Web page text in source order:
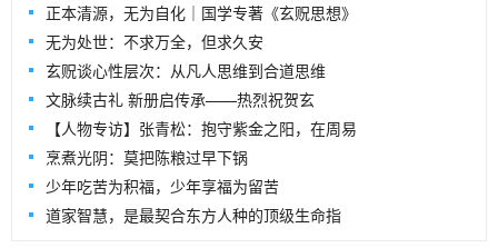
正本清源，无为自化｜国学专著《玄贶思想》
无为处世：不求万全，但求久安
玄贶谈心性层次：从凡人思维到合道思维
文脉续古礼 新册启传承——热烈祝贺玄
【人物专访】张青松：抱守紫金之阳，在周易
烹煮光阴：莫把陈粮过早下锅
少年吃苦为积福，少年享福为留苦
道家智慧，是最契合东方人种的顶级生命指